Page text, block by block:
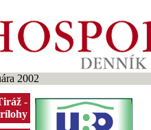
2002
-